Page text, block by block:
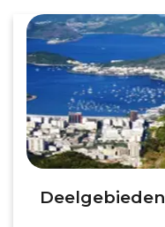
Deelgebieden